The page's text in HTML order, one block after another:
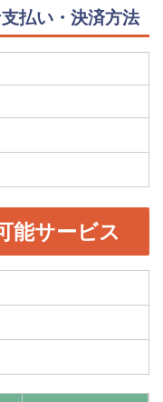
払い・決済方法
能サービス